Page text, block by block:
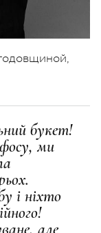
букет!
ми
і ніхто
але